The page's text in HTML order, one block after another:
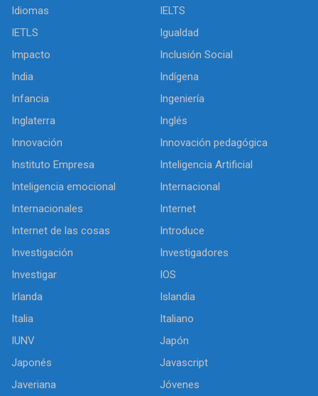
Idiomas
IELTS
IETLS
Igualdad
Impacto
Inclusión Social
India
Indígena
Infancia
Ingeniería
Inglaterra
Inglés
Innovación
Innovación pedagógica
Instituto Empresa
Inteligencia Artificial
Inteligencia emocional
Internacional
Internacionales
Internet
Internet de las cosas
Introduce
Investigación
Investigadores
Investigar
IOS
Irlanda
Islandia
Italia
Italiano
IUNV
Japón
Japonés
Javascript
Javeriana
Jóvenes